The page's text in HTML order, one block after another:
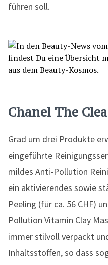
führen soll.
Chanel The
Grad um drei Produkte
eingeführte
mildes Anti-Pollution
ein aktivierendes sowie
Peeling (für ca. 56 CHF)
Pollution Vitamin Clay
immer stilvoll verpackt
Inhaltsstoffen, so dass